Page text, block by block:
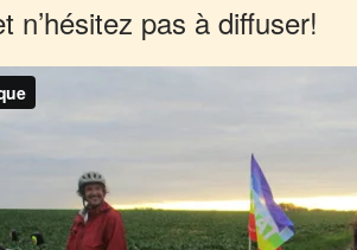
n’hésitez pas à diffuser!